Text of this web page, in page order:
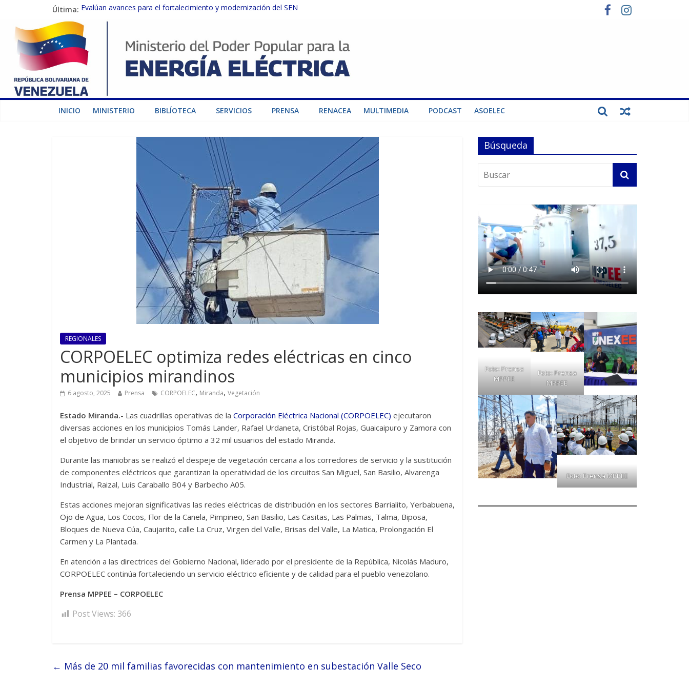
Última: Evalúan avances para el fortalecimiento y modernización del SEN
Inspeccionan trabajos de rehabilitación en instalaciones del SEN en Carabobo
Gobierno Nacional activa plan preventivo para fortalecer el SEN ante el fenómeno de El Niño
Termocarabobo recupera el 50% de su capacidad de generación para fortalecer el SEN
Condecoran a trabajadores del sector eléctrico por su heroica labor tras el doble sismo del 24-J
INICIO MINISTERIO BIBLÍOTECA SERVICIOS PRENSA RENACEA MULTIMEDIA PODCAST ASOELEC
REGIONALES
CORPOELEC optimiza redes eléctricas en cinco
municipios mirandinos
6 agosto, 2025 Prensa CORPOELEC, Miranda, Vegetación
Estado Miranda.- Las cuadrillas operativas de la Corporación Eléctrica Nacional (CORPOELEC) ejecutaron
diversas acciones en los municipios Tomás Lander, Rafael Urdaneta, Cristóbal Rojas, Guaicaipuro y Zamora con
el objetivo de brindar un servicio óptimo a 32 mil usuarios del estado Miranda.
Durante las maniobras se realizó el despeje de vegetación cercana a los corredores de servicio y la sustitución
de componentes eléctricos que garantizan la operatividad de los circuitos San Miguel, San Basilio, Alvarenga
Industrial, Raizal, Luis Caraballo B04 y Barbecho A05.
Estas acciones mejoran significativas las redes eléctricas de distribución en los sectores Barrialito, Yerbabuena,
Ojo de Agua, Los Cocos, Flor de la Canela, Pimpineo, San Basilio, Las Casitas, Las Palmas, Talma, Biposa,
Bloques de Nueva Cúa, Caujarito, calle La Cruz, Virgen del Valle, Brisas del Valle, La Matica, Prolongación El
Carmen y La Plantada.
En atención a las directrices del Gobierno Nacional, liderado por el presidente de la República, Nicolás Maduro,
CORPOELEC continúa fortaleciendo un servicio eléctrico eficiente y de calidad para el pueblo venezolano.
Prensa MPPEE – CORPOELEC
Post Views: 366
← Más de 20 mil familias favorecidas con mantenimiento en subestación Valle Seco
Búsqueda
Foto: Prensa
MPPEE
Foto: Prensa
MPPEE
Foto: Prensa MPPEE